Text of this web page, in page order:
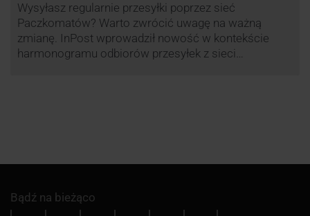
Wysyłasz regularnie przesyłki poprzez sieć
Paczkomatów? Warto zwrócić uwagę na ważną
zmianę. InPost wprowadził nowość w kontekście
harmonogramu odbiorów przesyłek z sieci
Bądź na bieżąco